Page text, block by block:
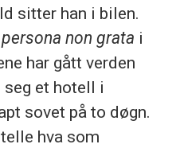
sitter han i bilen.
persona non grata i
har gått verden
et hotell i
sovet på to døgn.
hva som